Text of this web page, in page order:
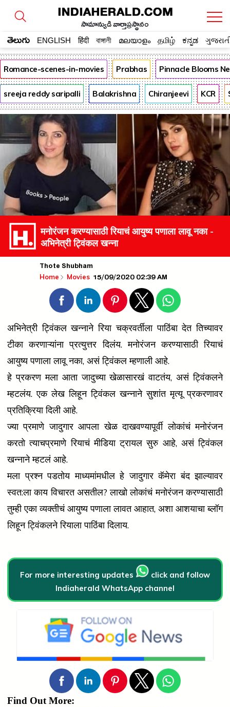
సామాన్యుడి వార్తాప్రస్థానం
తెలుగు ENGLISH हिंदी বাঙ্গালী മലയാളം தமிழ் ಕನ್ನಡ
Romance-scenes-in-movies Prabhas Pinnacle Blooms
sreeja reddy saripalli Balakrishna Chiranjeevi KCR
मनोरंजन करण्यासाठी रियाचं आयुष्य पणाला लावू नका -
अभिनेत्री ट्विंकल खन्ना
Thote Shubham
Home Movies 15/09/2020 02:39 AM
अभिनेत्री ट्विंकल खन्नाने रिया चक्रवर्तीला पाठिंबा देत तिच्यावर
टीका करणाऱ्यांना प्रत्युत्तर दिलंय. मनोरंजन करण्यासाठी रियाचं
आयुष्य पणाला लावू नका, असं ट्विंकल म्हणाली आहे.
हे प्रकरण मला आता जादुच्या खेळासारखं वाटतंय, असं ट्विंकलने
म्हटलंय. एक लेख लिहून ट्विंकल खन्नाने सुशांत मृत्यू प्रकरणावर
प्रतिक्रिया दिली आहे.
ज्या प्रमाणे जादुगार आपला खेळ दाखवण्यापूर्वी लोकांचं मनोरंजन
करतो त्याचप्रमाणे रियाचं मीडिया ट्रायल सुरु आहे, असं ट्विंकल
खन्नाने म्हटलं आहे.
मला प्रश्न पडतोय माध्यमांमधील हे जादुगार कॅमेरा बंद झाल्यावर
स्वत:ला काय विचारत असतील? लाखो लोकांचं मनोरंजन करण्यासाठी
तुम्ही एका व्यक्तीचं आयुष्य पणाला लावत आहात, अशा आशयाचा ब्लॉग
लिहून ट्विंकलने रियाला पाठिंबा दिलाय.
For more interesting updates
click and follow
Indiaherald WhatsApp channel
Find Out More: